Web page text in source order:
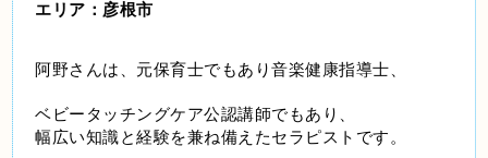
エリア：彦根市
阿野さんは、元保育士でもあり音楽健康指導士、
ベビータッチングケア公認講師でもあり、
幅広い知識と経験を兼ね備えたセラピストです。